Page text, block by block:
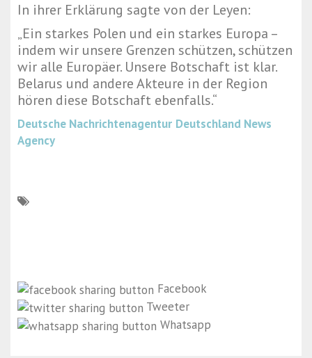
In ihrer Erklärung sagte von der Leyen:
„Ein starkes Polen und ein starkes Europa –
indem wir unsere Grenzen schützen, schützen
wir alle Europäer. Unsere Botschaft ist klar.
Belarus und andere Akteure in der Region
hören diese Botschaft ebenfalls.“
Deutsche Nachrichtenagentur Deutschland News
Agency
Facebook
Tweeter
Whatsapp